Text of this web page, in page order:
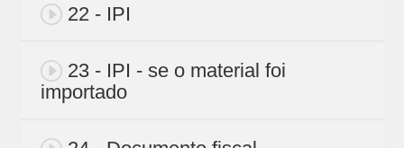
22 - IPI
23 - IPI - se o material foi
importado